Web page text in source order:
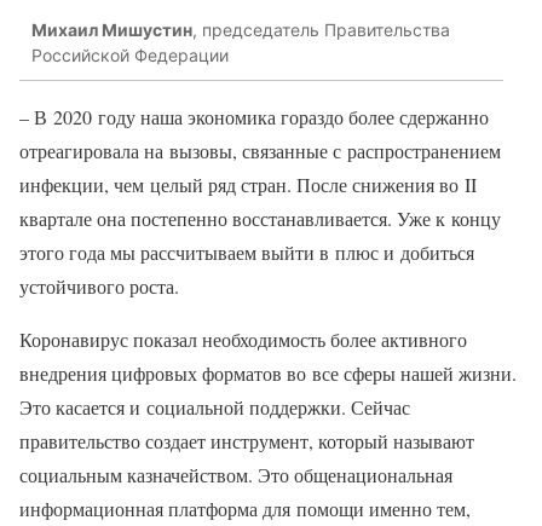
Михаил Мишустин, председатель Правительства
Российской Федерации
– В 2020 году наша экономика гораздо более сдержанно
отреагировала на вызовы, связанные с распространением
инфекции, чем целый ряд стран. После снижения во II
квартале она постепенно восстанавливается. Уже к концу
этого года мы рассчитываем выйти в плюс и добиться
устойчивого роста.
Коронавирус показал необходимость более активного
внедрения цифровых форматов во все сферы нашей жизни.
Это касается и социальной поддержки. Сейчас
правительство создает инструмент, который называют
социальным казначейством. Это общенациональная
информационная платформа для помощи именно тем,